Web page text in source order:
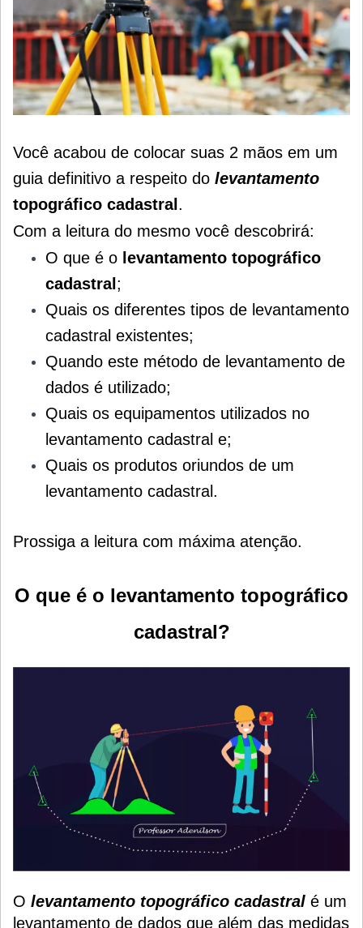
Você acabou de colocar suas 2 mãos em um
guia definitivo a respeito do levantamento
topográfico cadastral .
Com a leitura do mesmo você descobrirá:
O que é o levantamento topográfico
cadastral ;
Quais os diferentes tipos de levantamento
cadastral existentes;
Quando este método de levantamento de
dados é utilizado;
Quais os equipamentos utilizados no
levantamento cadastral e;
Quais os produtos oriundos de um
levantamento cadastral.
Prossiga a leitura com máxima atenção.
O que é o levantamento topográfico
cadastral?
O levantamento topográfico cadastral é um
levantamento de dados que além das medidas